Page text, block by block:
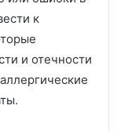
к
и отечности